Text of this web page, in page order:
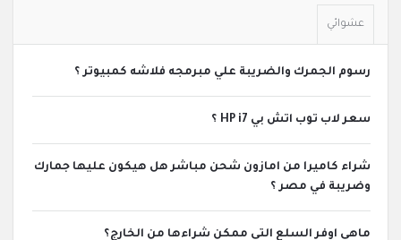
عشوائي
رسوم الجمرك والضريبة علي مبرمجه فلاشه كمبيوتر ؟
سعر لاب توب اتش بي HP i7 ؟
شراء كاميرا من امازون شحن مباشر هل هيكون عليها جمارك
وضريبة في مصر ؟
ماهى اوفر السلع التى ممكن شراءها من الخارج؟